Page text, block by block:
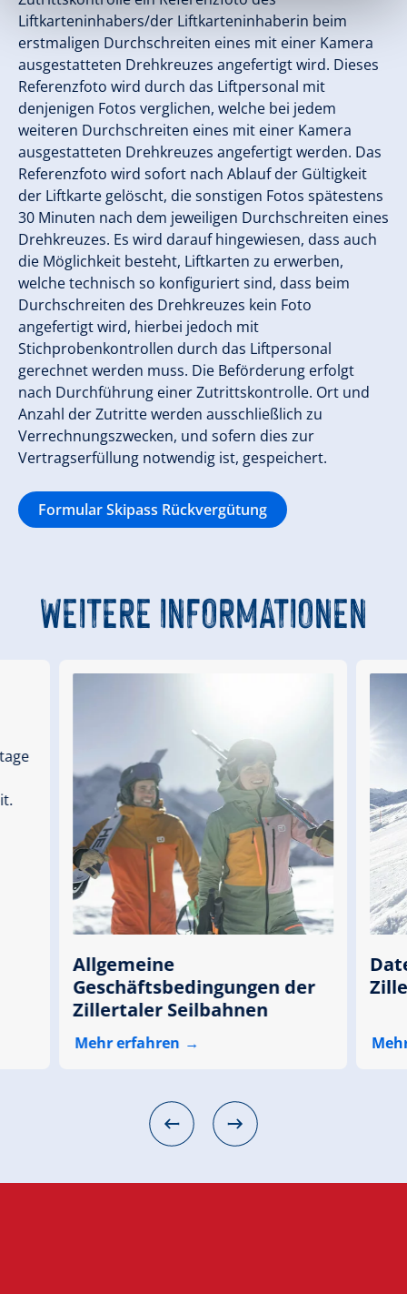
Liftkarteninhabers/der Liftkarteninhaberin beim
erstmaligen Durchschreiten eines mit einer Kamera
ausgestatteten Drehkreuzes angefertigt wird. Dieses
Referenzfoto wird durch das Liftpersonal mit
denjenigen Fotos verglichen, welche bei jedem
weiteren Durchschreiten eines mit einer Kamera
ausgestatteten Drehkreuzes angefertigt werden. Das
Referenzfoto wird sofort nach Ablauf der Gültigkeit
der Liftkarte gelöscht, die sonstigen Fotos spätestens
30 Minuten nach dem jeweiligen Durchschreiten eines
Drehkreuzes. Es wird darauf hingewiesen, dass auch
die Möglichkeit besteht, Liftkarten zu erwerben,
welche technisch so konfiguriert sind, dass beim
Durchschreiten des Drehkreuzes kein Foto
angefertigt wird, hierbei jedoch mit
Stichprobenkontrollen durch das Liftpersonal
gerechnet werden muss. Die Beförderung erfolgt
nach Durchführung einer Zutrittskontrolle. Ort und
Anzahl der Zutritte werden ausschließlich zu
Verrechnungszwecken, und sofern dies zur
Vertragserfüllung notwendig ist, gespeichert.
Formular Skipass Rückvergütung
WEITERE INFORMATIONEN
Allgemeine
Geschäftsbedingungen der
Zillertaler Seilbahnen
Mehr erfahren